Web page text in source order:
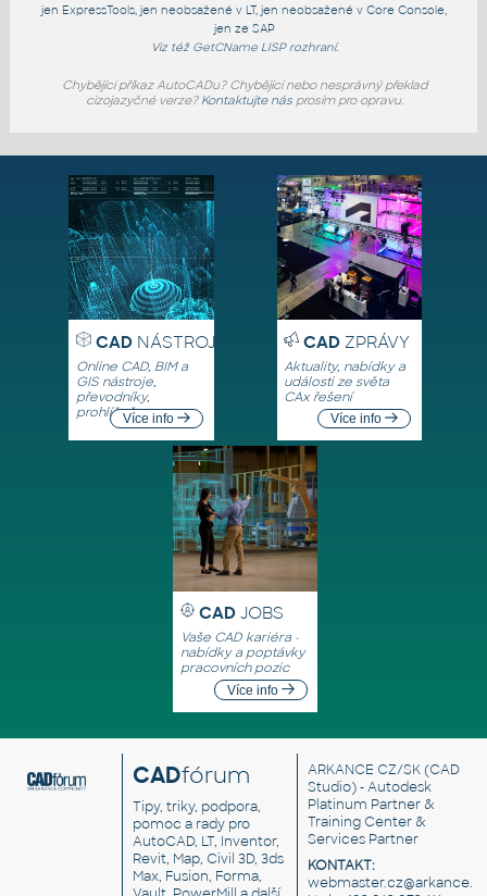
jen ExpressTools , jen neobsažené v LT, jen neobsažené v Core Console
jen ze SAP
Viz též GetCNameLISP rozhraní.
Chybějící příkaz AutoCADu? Chybějící nebo nesprávný překlad
cizojazyčné verze? Kontaktujte násprosím pro opravu.
CADNÁSTROJE
Online CAD, BIM a
GIS nástroje,
převodníky,
prohlížečeVíce info
CADZPRÁVY
Aktuality, nabídky a
události ze světa
CAx řešení
Více info
CAD JOBS
Vaše CAD kariéra -
nabídky a poptávky
pracovních pozic
Více info
CADfórum
Tipy, triky, podpora,
pomoc a rady pro
AutoCAD, LT, Inventor,
Revit, Map, Civil 3D, 3ds
Max, Fusion, Forma,
ARKANCE CZ/SK(CAD
Studio) - Autodesk
Platinum Partner &
Training Center &
Services Partner
KONTAKT: